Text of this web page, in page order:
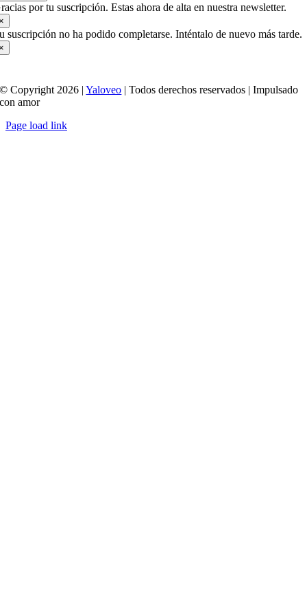
por tu suscripción. Estas ahora de alta en nuestra newsletter.
suscripción no ha podido completarse. Inténtalo de nuevo más tarde.
© Copyright 2026 |Yaloveo | Todos derechos reservados | Impulsado
con amor
Page load link